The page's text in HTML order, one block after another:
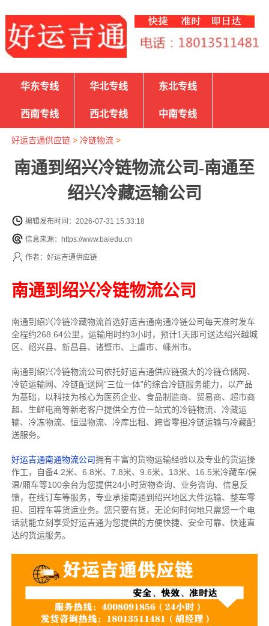
华东专线 华北专线 东北专线
西南专线 西北专线 中南专线
好运吉通供应链> 冷链物流>
南通到绍兴冷链物流公司-南通至
绍兴冷藏运输公司
编辑发布时间：2026-07-31 15:33:18
信息来源：https://www.baiedu.cn
作者：好运吉通供应链
南通到绍兴冷链物流公司
南通到绍兴冷链冷藏物流首选好运吉通南通冷链公司每天准时发车
全程约268.64公里，运输用时约3小时，预计1天即可送达绍兴越城
区、绍兴县、新昌县、诸暨市、上虞市、嵊州市。
南通到绍兴冷链物流公司依托好运吉通供应链强大的冷链仓储网、
冷链运输网、冷链配送网“三位一体”的综合冷链服务能力，以产品
为基础，以科技为核心为医药企业、食品制造商、贸易商、超市商
超、生鲜电商等新老客户提供全方位一站式的冷链物流、冷藏运
输、冷冻物流、恒温物流、冷库出租、跨省零担冷链运输与冷藏配
送服务。
好运吉通南通物流公司拥有丰富的货物运输经验以及专业的货运操
作工，自备4.2米、6.8米、7.8米、9.6米、13米、16.5米冷藏车/保
温/厢车等100余台为您提供24小时货物查询、业务咨询、信息反
馈，在线订车等服务， 专业承接南通到绍兴地区大件运输、整车零
担、回程车等货运业务。 您只要有货，无论何时何地只需您一个电
话就能立刻享受好运吉通为您提供的方便快捷、安全可靠、快速直
达的货运服务。